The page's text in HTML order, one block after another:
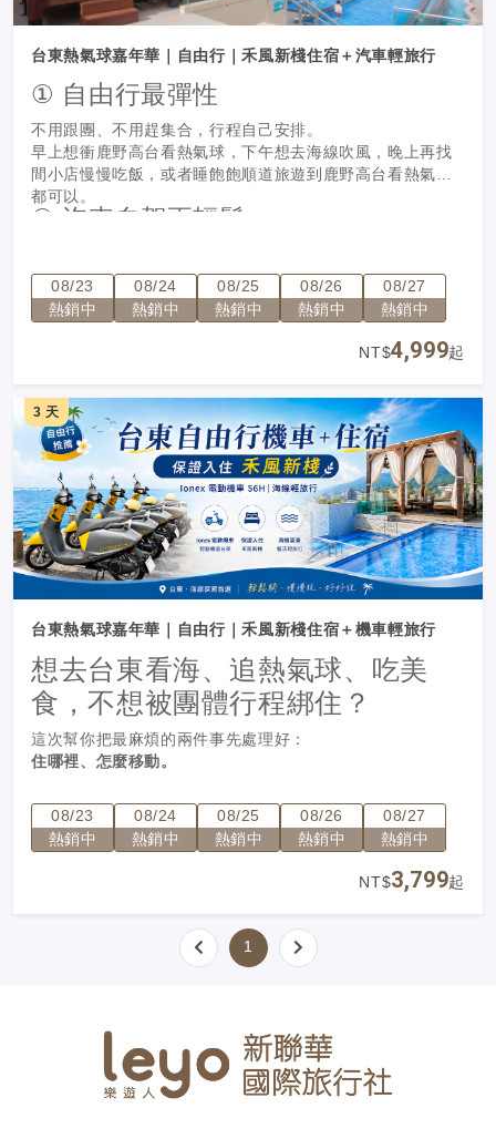
岸風景、在地生活到特色景點，避開制式打卡路線，玩出真
台東熱氣球嘉年華｜自由行｜禾風新棧住宿＋汽車輕旅行
① 自由行最彈性
不用跟團、不用趕集合，行程自己安排。
早上想衝鹿野高台看熱氣球，下午想去海線吹風，晚上再找
間小店慢慢吃飯，或者睡飽飽順道旅遊到鹿野高台看熱氣球
都可以。
② 汽車自駕更輕鬆
不怕日曬、不怕午後雷陣雨，也更適合親子、長輩或朋友同
行。
報名後只要準備好行李，就能出發享受台東假期。
08/23
熱銷中
08/24
熱銷中
08/25
熱銷中
08/26
熱銷中
08/27
熱銷中
NT$4,999起
3 天
台東熱氣球嘉年華｜自由行｜禾風新棧住宿＋機車輕旅行
想去台東看海、追熱氣球、吃美
食，不想被團體行程綁住？
這次幫你把最麻煩的兩件事先處理好：
住哪裡、怎麼移動。
入住台東人氣飯店禾風新棧，搭配機車自由移動，從市區美
食、鐵花村、海濱公園，到鹿野高台熱氣球會場，都能依照
自己的節奏安排。
08/23
熱銷中
08/24
熱銷中
08/25
熱銷中
08/26
熱銷中
08/27
熱銷中
NT$3,799起
1